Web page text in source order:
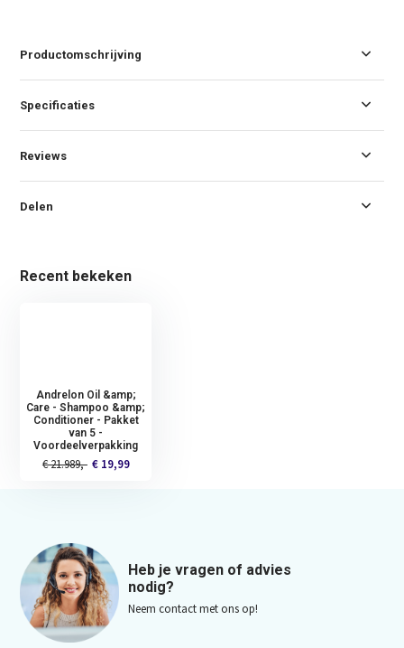
Productomschrijving
Specificaties
Reviews
Delen
Recent bekeken
Andrelon Oil &amp;
Care - Shampoo &amp;
Conditioner - Pakket
van 5 -
Voordeelverpakking
€ 21.989,- € 19,99
Heb je vragen of advies
nodig?
Neem contact met ons op!